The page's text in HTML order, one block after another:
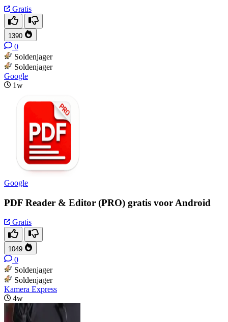
Gratis
1390
0
Soldenjager
Soldenjager
Google
1w
Google
PDF Reader & Editor (PRO) gratis voor Android
Gratis
1049
0
Soldenjager
Soldenjager
Kamera Express
4w